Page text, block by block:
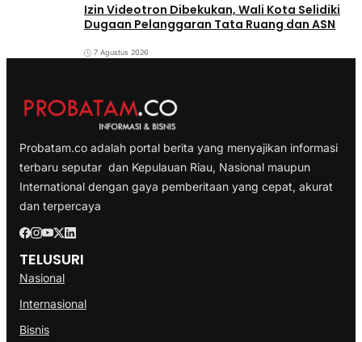
Izin Videotron Dibekukan, Wali Kota Selidiki
Dugaan Pelanggaran Tata Ruang dan ASN
7 Agustus 2026
Probatam.co adalah portal berita yang menyajikan informasi
terbaru seputar dan Kepulauan Riau, Nasional maupun
International dengan gaya pemberitaan yang cepat, akurat
dan terpercaya
TELUSURI
Nasional
Internasional
Bisnis